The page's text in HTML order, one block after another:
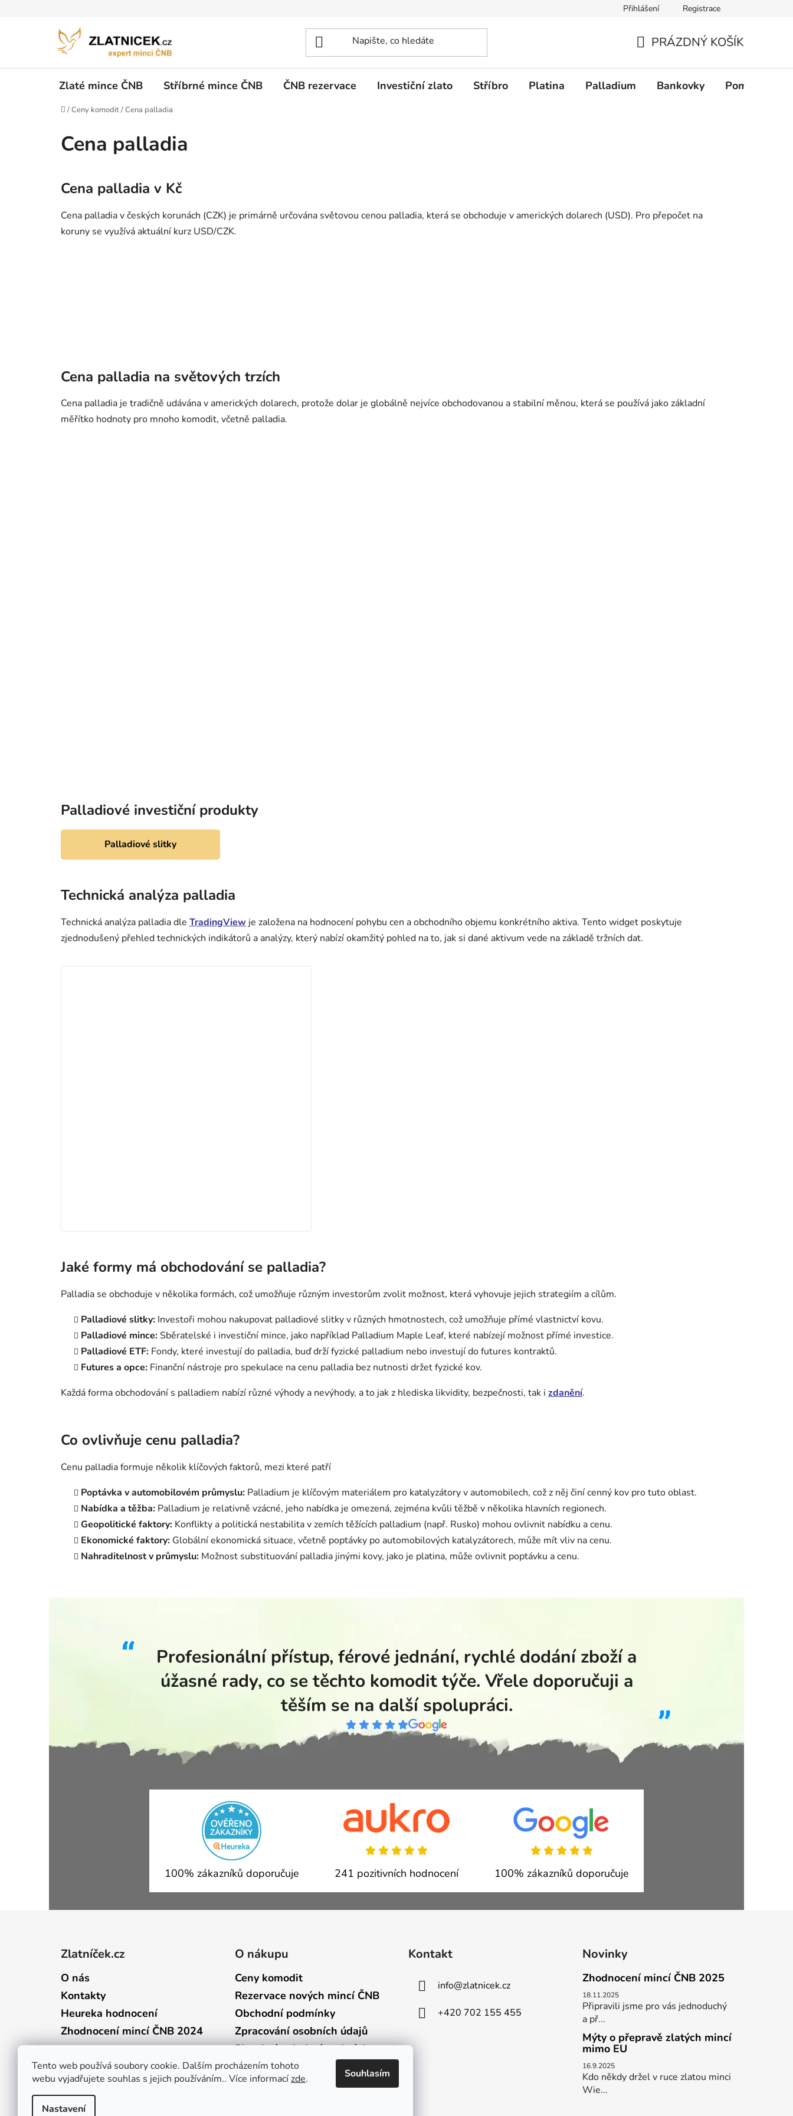
Tento web používá soubory cookie. Dalším procházením tohoto
webu vyjadřujete souhlas s jejich používáním.. Více informacízde.
Nastavení
Souhlasím
Přihlášení Registrace
PRÁZDNÝ KOŠÍK
Zlaté mince ČNB Stříbrné mince ČNB ČNB rezervace Investiční zlato Stříbro Platina Palladium Bankovky Pomůcky
Domů
/Ceny komodit/Cena palladia
Cena palladia
Cena palladia v Kč
Cena palladia v českých korunách (CZK) je primárně určována světovou cenou palladia, která se obchoduje v amerických dolarech (USD). Pro přepočet na
koruny se využívá aktuální kurz USD/CZK.
Cena palladia na světových trzích
Cena palladia je tradičně udávána v amerických dolarech, protože dolar je globálně nejvíce obchodovanou a stabilní měnou, která se používá jako základní
měřítko hodnoty pro mnoho komodit, včetně palladia.
Palladiové investiční produkty
Palladiové slitky
Technická analýza palladia
Technická analýza palladia dle TradingView je založena na hodnocení pohybu cen a obchodního objemu konkrétního aktiva. Tento widget poskytuje
zjednodušený přehled technických indikátorů a analýzy, který nabízí okamžitý pohled na to, jak si dané aktivum vede na základě tržních dat.
Jaké formy má obchodování se palladia?
Palladia se obchoduje v několika formách, což umožňuje různým investorům zvolit možnost, která vyhovuje jejich strategiím a cílům.
Palladiové slitky: Investoři mohou nakupovat palladiové slitky v různých hmotnostech, což umožňuje přímé vlastnictví kovu.
Palladiové mince:Sběratelské i investiční mince, jako například Palladium Maple Leaf, které nabízejí možnost přímé investice.
Palladiové ETF: Fondy, které investují do palladia, buď drží fyzické palladium nebo investují do futures kontraktů.
Futures a opce: Finanční nástroje pro spekulace na cenu palladia bez nutnosti držet fyzické kov.
Každá forma obchodování s palladiem nabízí různé výhody a nevýhody, a to jak z hlediska likvidity, bezpečnosti, tak i zdanění.
Co ovlivňuje cenu palladia?
Cenu palladia formuje několik klíčových faktorů, mezi které patří
Poptávka v automobilovém průmyslu: Palladium je klíčovým materiálem pro katalyzátory v automobilech, což z něj činí cenný kov pro tuto oblast.
Nabídka a těžba: Palladium je relativně vzácné, jeho nabídka je omezená, zejména kvůli těžbě v několika hlavních regionech.
Geopolitické faktory: Konflikty a politická nestabilita v zemích těžících palladium (např. Rusko) mohou ovlivnit nabídku a cenu.
Ekonomické faktory: Globální ekonomická situace, včetně poptávky po automobilových katalyzátorech, může mít vliv na cenu.
Nahraditelnost v průmyslu: Možnost substituování palladia jinými kovy, jako je platina, může ovlivnit poptávku a cenu.
Profesionální přístup, férové jednání, rychlé dodání zboží a
úžasné rady, co se těchto komodit týče. Vřele doporučuji a
těším se na další spolupráci.
100% zákazníků doporučuje 241 pozitivních hodnocení 100% zákazníků doporučuje
Zlatníček.cz
O nás
Kontakty
Heureka hodnocení
Zhodnocení mincí ČNB 2024
O nákupu
Ceny komodit
Rezervace nových mincí ČNB
Obchodní podmínky
Zpracování osobních údajů
Platební a dodací podmínky
Kontakt
info@zlatnicek.cz
+420 702 155 455
Novinky
Zhodnocení mincí ČNB 2025
18.11.2025
Připravili jsme pro vás jednoduchý
a př...
Mýty o přepravě zlatých mincí
mimo EU
16.9.2025
Kdo někdy držel v ruce zlatou minci
Wie...